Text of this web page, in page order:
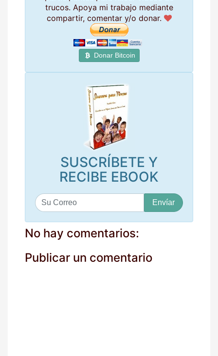
trucos. Apoya mi trabajo mediante
compartir, comentar y/o donar.
Donar Bitcoin
SUSCRÍBETE Y
RECIBE EBOOK
u
c
o
e
No hay comentarios:
Publicar un comentario